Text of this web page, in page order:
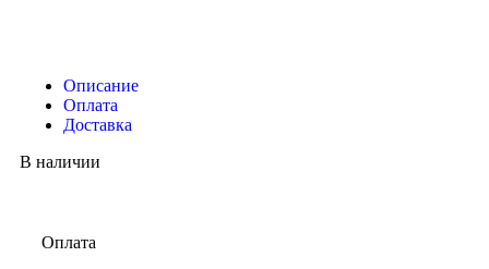
Описание
Оплата
Доставка
В наличии
Оплата